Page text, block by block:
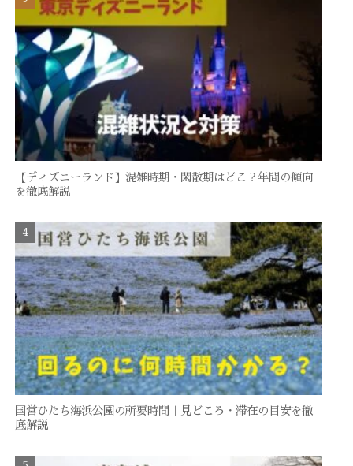
【ディズニーランド】混雑時期・閑散期はどこ？年間の傾向
を徹底解説
国営ひたち海浜公園の所要時間｜見どころ・滞在の目安を徹
底解説